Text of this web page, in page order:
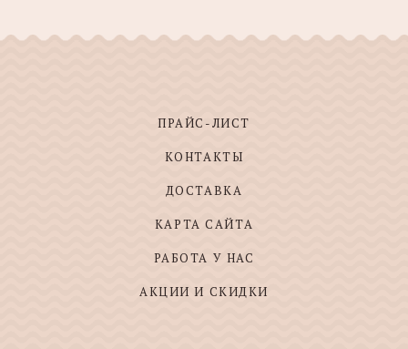
ПРАЙС-ЛИСТ
КОНТАКТЫ
ДОСТАВКА
КАРТА САЙТА
РАБОТА У НАС
АКЦИИ И СКИДКИ